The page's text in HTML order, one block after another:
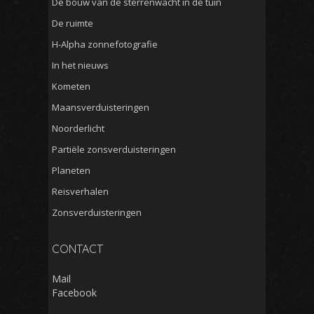
De ruimte
H-Alpha zonnefotografie
In het nieuws
Kometen
Maansverduisteringen
Noorderlicht
Partiële zonsverduisteringen
Planeten
Reisverhalen
Zonsverduisteringen
CONTACT
Mail
Facebook